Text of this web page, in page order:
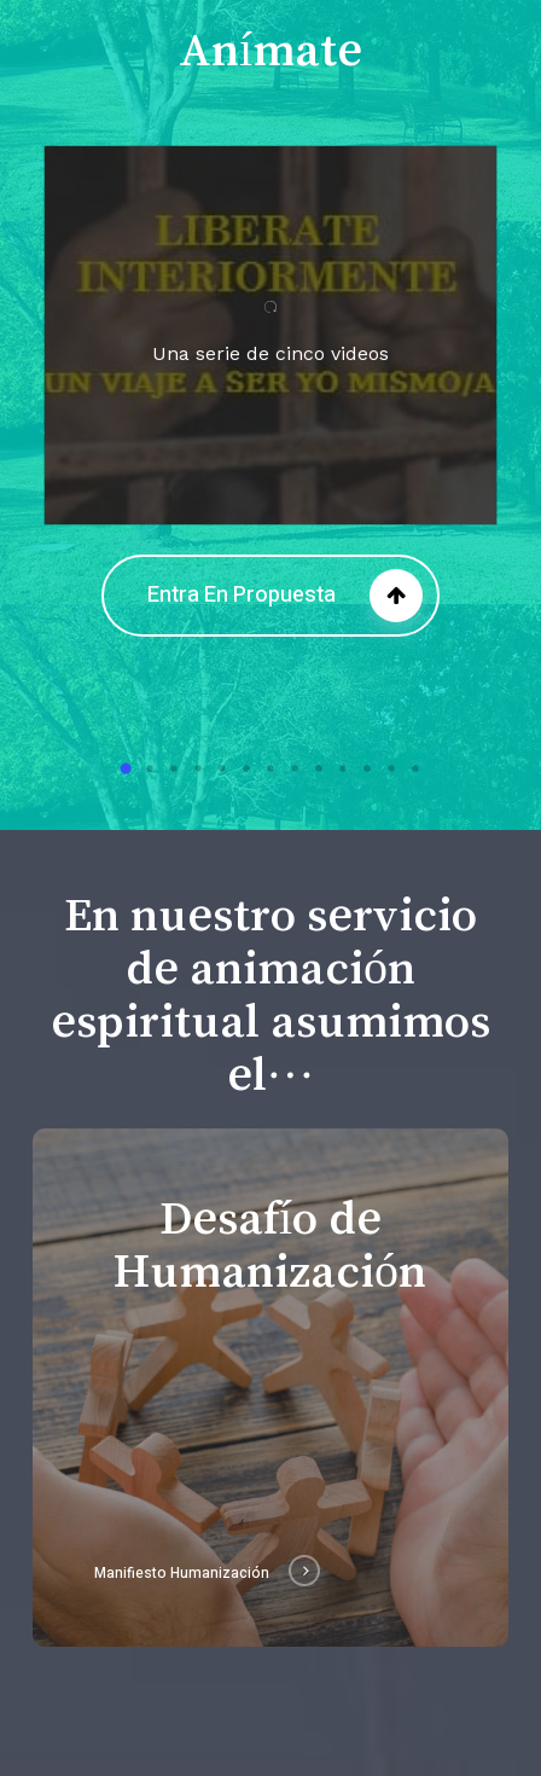
Anímate
Una serie de cinco videos
Para un tiempo de
Cuaresma
El camino hacia la libertad
Barreras de la libertad interior
Fortaleciendo mi libertad
Entra En Propuesta
En nuestro servicio
de animación
espiritual asumimos
el…
Desafío de
Humanización
Manifiesto Humanización